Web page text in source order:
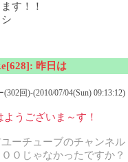
す！！
昨日は
回)-(2010/07/04(Sun) 09:13:12)
うございま～す！
ーチューブのチャンネル
Ｏじゃなかったですか？